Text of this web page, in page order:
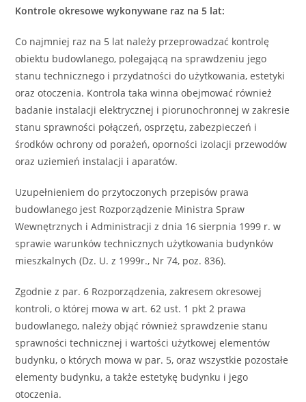
Kontrole okresowe wykonywane raz na 5 lat:
Co najmniej raz na 5 lat należy przeprowadzać kontrolę
obiektu budowlanego, polegającą na sprawdzeniu jego
stanu technicznego i przydatności do użytkowania, estetyki
oraz otoczenia. Kontrola taka winna obejmować również
badanie instalacji elektrycznej i piorunochronnej w zakresie
stanu sprawności połączeń, osprzętu, zabezpieczeń i
środków ochrony od porażeń, oporności izolacji przewodów
oraz uziemień instalacji i aparatów.
Uzupełnieniem do przytoczonych przepisów prawa
budowlanego jest Rozporządzenie Ministra Spraw
Wewnętrznych i Administracji z dnia 16 sierpnia 1999 r. w
sprawie warunków technicznych użytkowania budynków
mieszkalnych (Dz. U. z 1999r., Nr 74, poz. 836).
Zgodnie z par. 6 Rozporządzenia, zakresem okresowej
kontroli, o której mowa w art. 62 ust. 1 pkt 2 prawa
budowlanego, należy objąć również sprawdzenie stanu
sprawności technicznej i wartości użytkowej elementów
budynku, o których mowa w par. 5, oraz wszystkie pozostałe
elementy budynku, a także estetykę budynku i jego
otoczenia.